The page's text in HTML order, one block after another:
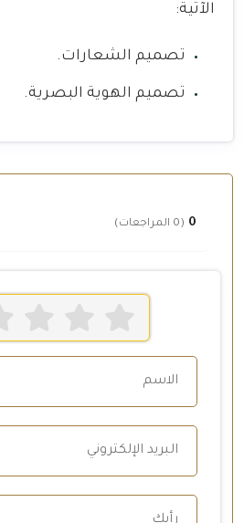
الآتية:
تصميم الشعارات.
تصميم الهوية البصرية.
0 (0 المراجعات)